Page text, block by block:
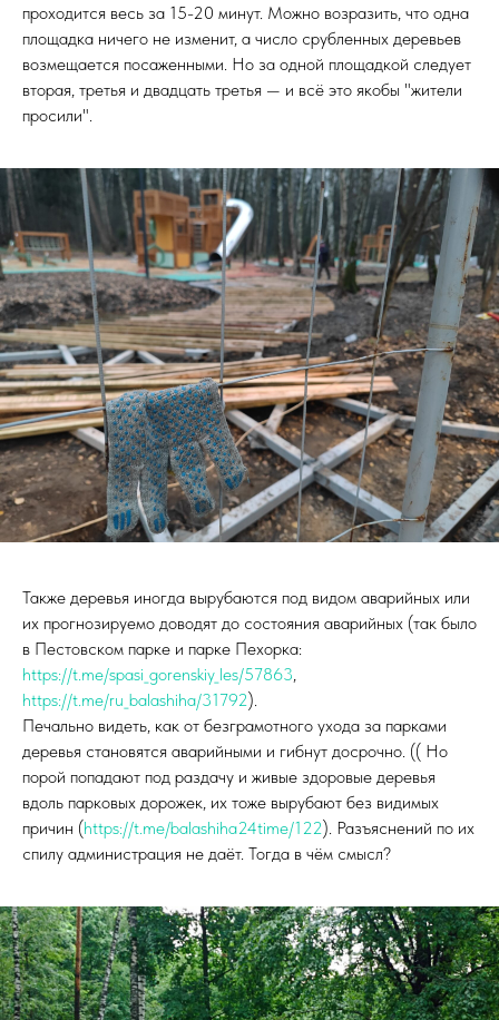
проходится весь за 15-20 минут. Можно возразить, что одна
площадка ничего не изменит, а число срубленных деревьев
возмещается посаженными. Но за одной площадкой следует
вторая, третья и двадцать третья — и всё это якобы "жители
просили".
Также деревья иногда вырубаются под видом аварийных или
их прогнозируемо доводят до состояния аварийных (так было
в Пестовском парке и парке Пехорка:
https://t.me/spasi_gorenskiy_les/57863
https://t.me/ru_balashiha/31792).
Печально видеть, как от безграмотного ухода за парками
деревья становятся аварийными и гибнут досрочно. (( Но
порой попадают под раздачу и живые здоровые деревья
вдоль парковых дорожек, их тоже вырубают без видимых
причин (https://t.me/balashiha24time/122). Разъяснений по их
спилу администрация не даёт. Тогда в чём смысл?